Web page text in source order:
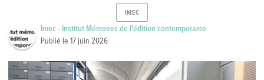
IMEC
Imec - Institut Mémoires de l'édition contemporaine
Publié le17 juin 2026